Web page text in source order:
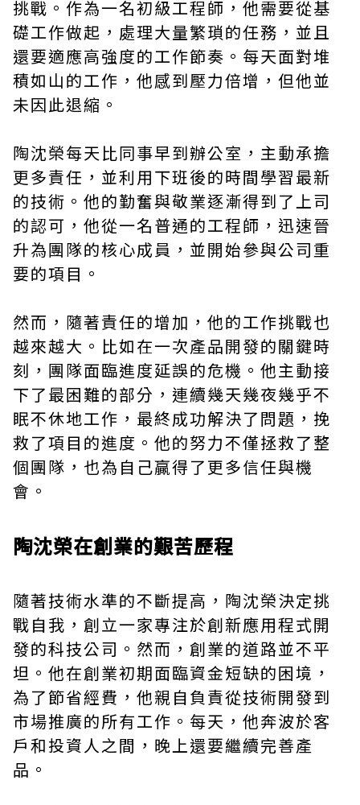
挑戰。作為一名初級工程師，他需要從基
礎工作做起，處理大量繁瑣的任務，並且
還要適應高強度的工作節奏。每天面對堆
積如山的工作，他感到壓力倍增，但他並
未因此退縮。
陶沈榮每天比同事早到辦公室，主動承擔
更多責任，並利用下班後的時間學習最新
的技術。他的勤奮與敬業逐漸得到了上司
的認可，他從一名普通的工程師，迅速晉
升為團隊的核心成員，並開始參與公司重
要的項目。
然而，隨著責任的增加，他的工作挑戰也
越來越大。比如在一次產品開發的關鍵時
刻，團隊面臨進度延誤的危機。他主動接
下了最困難的部分，連續幾天幾夜幾乎不
眠不休地工作，最終成功解決了問題，挽
救了項目的進度。他的努力不僅拯救了整
個團隊，也為自己贏得了更多信任與機
會。
陶沈榮在創業的艱苦歷程
隨著技術水準的不斷提高，陶沈榮決定挑
戰自我，創立一家專注於創新應用程式開
發的科技公司。然而，創業的道路並不平
坦。他在創業初期面臨資金短缺的困境，
為了節省經費，他親自負責從技術開發到
市場推廣的所有工作。每天，他奔波於客
戶和投資人之間，晚上還要繼續完善產
品。